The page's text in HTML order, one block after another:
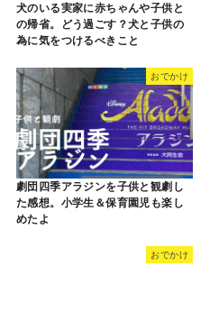
犬のいる実家に赤ちゃんや子供と
の帰省。どう過ごす？犬と子供の
為に気をつけるべきこと
おでかけ
劇団四季アラジンを子供と観劇し
た感想。小学生＆保育園児も楽し
めたよ
おでかけ